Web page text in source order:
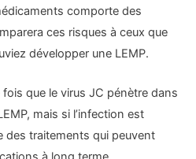
comporte des
ces risques à ceux que
développer une LEMP.
fois que le virus JC pénètre dans
mais si l’infection est
des traitements qui peuvent